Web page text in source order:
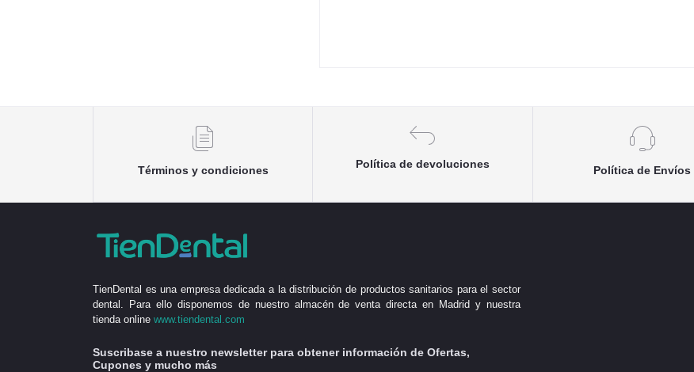
Términos y condiciones
Política de devoluciones
Política de Envíos
TienDental es una empresa dedicada a la distribución de productos sanitarios para el sector
dental. Para ello disponemos de nuestro almacén de venta directa en Madrid y nuestra
tienda online www.tiendental.com
Suscribase a nuestro newsletter para obtener información de Ofertas,
Cupones y mucho más